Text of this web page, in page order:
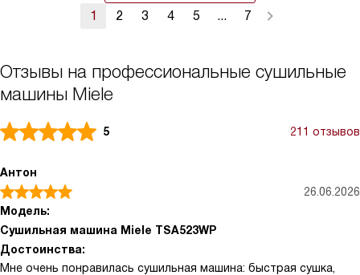
1 2 3 4 5 ... 7
Отзывы на профессиональные сушильные
машины Miele
5 211 отзывов
Антон
26.06.2026
Модель:
Сушильная машина Miele TSA523WP
Достоинства:
Мне очень понравилась сушильная машина: быстрая сушка,